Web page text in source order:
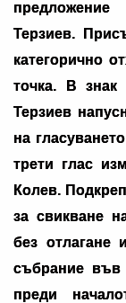
Терзиев.
категорично
точка. В знак
Терзиев
на
трети глас
Колев.
за свикване
без отлагане
събрание във
преди